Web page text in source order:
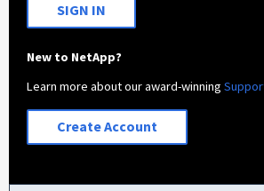
SIGN IN
New to NetApp?
Learn more about our award-winning
Create Account